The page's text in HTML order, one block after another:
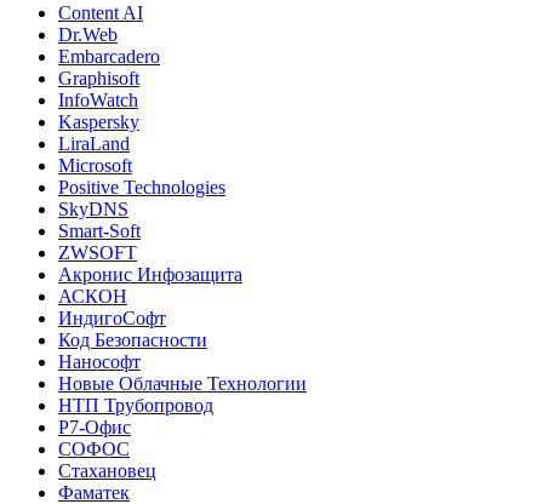
Content AI
Dr.Web
Embarcadero
Graphisoft
InfoWatch
Kaspersky
LiraLand
Microsoft
Positive Technologies
SkyDNS
Smart-Soft
ZWSOFT
Акронис Инфозащита
АСКОН
ИндигоСофт
Код Безопасности
Нанософт
Новые Облачные Технологии
НТП Трубопровод
Р7-Офис
СОФОС
Стахановец
Фаматек